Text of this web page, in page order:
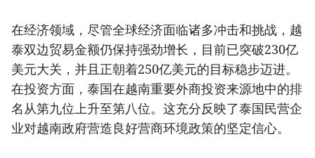
在经济领域，尽管全球经济面临诸多冲击和挑战，越
泰双边贸易金额仍保持强劲增长，目前已突破230亿
美元大关，并且正朝着250亿美元的目标稳步迈进。
在投资方面，泰国在越南重要外商投资来源地中的排
名从第九位上升至第八位。这充分反映了泰国民营企
业对越南政府营造良好营商环境政策的坚定信心。